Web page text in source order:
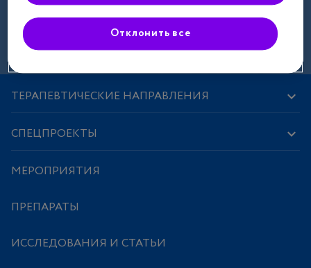
Зарегистрироваться
ТЕРАПЕВТИЧЕСКИЕ НАПРАВЛЕНИЯ
СПЕЦПРОЕКТЫ
МЕРОПРИЯТИЯ
ПРЕПАРАТЫ
ИССЛЕДОВАНИЯ И СТАТЬИ
Отклонить все